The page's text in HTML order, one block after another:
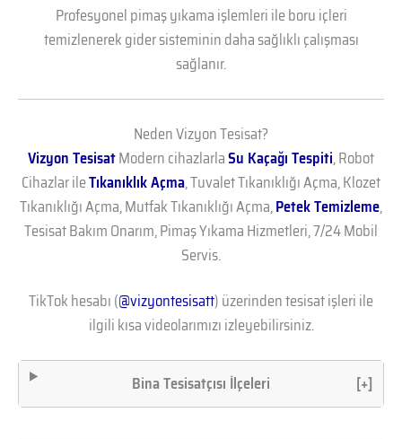
Profesyonel pimaş yıkama işlemleri ile boru içleri
temizlenerek gider sisteminin daha sağlıklı çalışması
sağlanır.
Neden Vizyon Tesisat?
Vizyon TesisatModern cihazlarlaSu Kaçağı Tespiti, Robot
Cihazlar ileTıkanıklık Açma, Tuvalet Tıkanıklığı Açma, Klozet
Tıkanıklığı Açma, Mutfak Tıkanıklığı Açma,Petek Temizleme,
Tesisat Bakım Onarım, Pimaş Yıkama Hizmetleri, 7/24 Mobil
Servis.
TikTok hesabı (@vizyontesisatt) üzerinden tesisat işleri ile
ilgili kısa videolarımızı izleyebilirsiniz.
Bina Tesisatçısı İlçeleri [+]